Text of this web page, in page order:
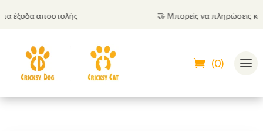
αποστολής Μπορείς να πληρώσεις και με
(0)